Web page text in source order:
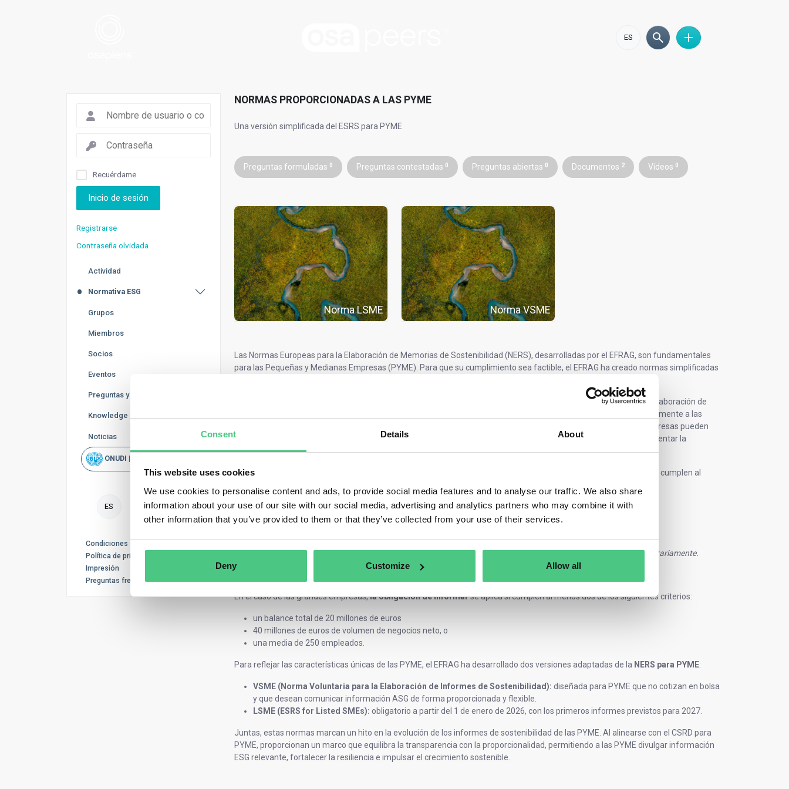
Consent Details About
This website uses cookies
We use cookies to personalise content and ads, to provide social media features and to analyse our traffic. We also share
information about your use of our site with our social media, advertising and analytics partners who may combine it with
other information that you’ve provided to them or that they’ve collected from your use of their services.
Deny Customize Allow all
ES
NORMAS PROPORCIONADAS A LAS PYME
Una versión simplificada del ESRS para PYME
Preguntas formuladas 0 Preguntas contestadas 0 Preguntas abiertas 0 Documentos 2 Vídeos 0
Norma LSME Norma VSME
Las Normas Europeas para la Elaboración de Memorias de Sostenibilidad (NERS), desarrolladas por el EFRAG, son fundamentales
para las Pequeñas y Medianas Empresas (PYME). Para que su cumplimiento sea factible, el EFRAG ha creado normas simplificadas
Estas NESA proporcionadas para las PYME garantizan que las pequeñas y medianas empresas puedan aplicar la elaboración de
informes de sostenibilidad de una forma que resulte práctica y pertinente. Aunque las NEDSC se aplican obligatoriamente a las
PYME que cotizan en bolsa y que alcanzan umbrales específicos, las PYME que no cotizan en bolsa y las microempresas pueden
adoptar las normas voluntariamente para reforzar la elaboración de informes de sostenibilidad de las PYME y aumentar la
transparencia para los inversores, los bancos y los socios de la cadena de suministro.
En virtud de las DRSC para PYME,
deberán cumplirlas si cumplen al
un balance total de 4 millones de euros
Facturación neta de 8 millones de euros, o
La directiva no se aplica a las PYME y microempresas que no cotizan en bolsa, pero pueden cumplir las normas voluntariamente.
En el caso de las grandes empresas,la obligación de informarse aplica si cumplen al menos dos de los siguientes criterios:
un balance total de 20 millones de euros
40 millones de euros de volumen de negocios neto, o
una media de 250 empleados.
Para reflejar las características únicas de las PYME, el EFRAG ha desarrollado dos versiones adaptadas de la NERS para PYME:
VSME (Norma Voluntaria para la Elaboración de Informes de Sostenibilidad): diseñada para PYME que no cotizan en bolsa
y que desean comunicar información ASG de forma proporcionada y flexible.
LSME (ESRS for Listed SMEs): obligatorio a partir del 1 de enero de 2026, con los primeros informes previstos para 2027.
Juntas, estas normas marcan un hito en la evolución de los informes de sostenibilidad de las PYME. Al alinearse con el CSRD para
PYME, proporcionan un marco que equilibra la transparencia con la proporcionalidad, permitiendo a las PYME divulgar información
ESG relevante, fortalecer la resiliencia e impulsar el crecimiento sostenible.
Recuérdame
Inicio de sesión
Registrarse
Contraseña olvidada
Actividad
Normativa ESG
Grupos
Miembros
Socios
Eventos
Preguntas y Respuestas
Knowledge Base
Noticias
ONUDI | Rapid Scan
ES
Condiciones de uso
Política de privacidad
Impresión
Preguntas frecuentes